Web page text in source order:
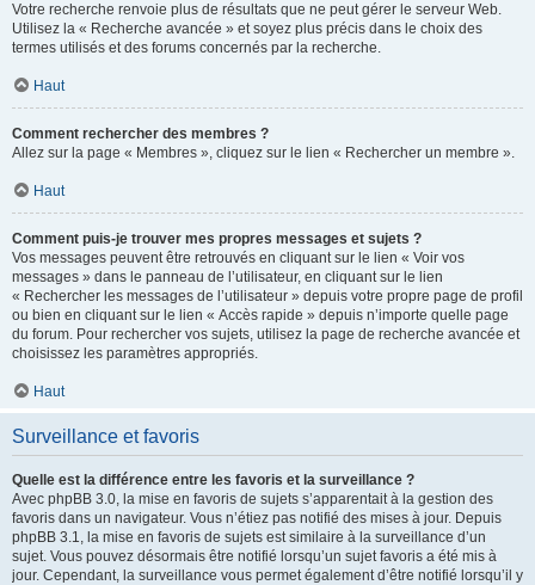
Votre recherche renvoie plus de résultats que ne peut gérer le serveur Web.
Utilisez la « Recherche avancée » et soyez plus précis dans le choix des
termes utilisés et des forums concernés par la recherche.
Haut
Comment rechercher des membres ?
Allez sur la page « Membres », cliquez sur le lien « Rechercher un membre ».
Haut
Comment puis-je trouver mes propres messages et sujets ?
Vos messages peuvent être retrouvés en cliquant sur le lien « Voir vos
messages » dans le panneau de l’utilisateur, en cliquant sur le lien
« Rechercher les messages de l’utilisateur » depuis votre propre page de profil
ou bien en cliquant sur le lien « Accès rapide » depuis n’importe quelle page
du forum. Pour rechercher vos sujets, utilisez la page de recherche avancée et
choisissez les paramètres appropriés.
Haut
Surveillance et favoris
Quelle est la différence entre les favoris et la surveillance ?
Avec phpBB 3.0, la mise en favoris de sujets s’apparentait à la gestion des
favoris dans un navigateur. Vous n’étiez pas notifié des mises à jour. Depuis
phpBB 3.1, la mise en favoris de sujets est similaire à la surveillance d’un
sujet. Vous pouvez désormais être notifié lorsqu’un sujet favoris a été mis à
jour. Cependant, la surveillance vous permet également d’être notifié lorsqu’il y